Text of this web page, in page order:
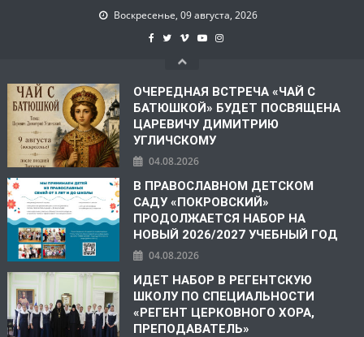
Воскресенье, 09 августа, 2026
ОЧЕРЕДНАЯ ВСТРЕЧА «ЧАЙ С
БАТЮШКОЙ» БУДЕТ ПОСВЯЩЕНА
ЦАРЕВИЧУ ДИМИТРИЮ
УГЛИЧСКОМУ
04.08.2026
В ПРАВОСЛАВНОМ ДЕТСКОМ
САДУ «ПОКРОВСКИЙ»
ПРОДОЛЖАЕТСЯ НАБОР НА
НОВЫЙ 2026/2027 УЧЕБНЫЙ ГОД
04.08.2026
ИДЕТ НАБОР В РЕГЕНТСКУЮ
ШКОЛУ ПО СПЕЦИАЛЬНОСТИ
«РЕГЕНТ ЦЕРКОВНОГО ХОРА,
ПРЕПОДАВАТЕЛЬ»